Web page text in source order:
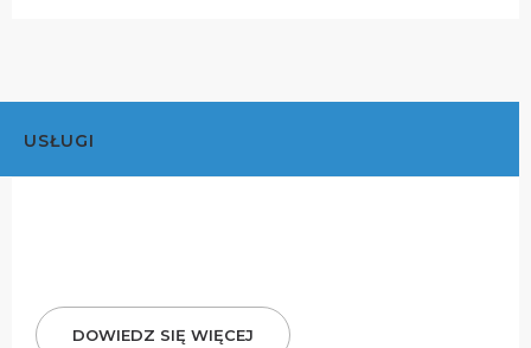
USŁUGI
DOWIEDZ SIĘ WIĘCEJ